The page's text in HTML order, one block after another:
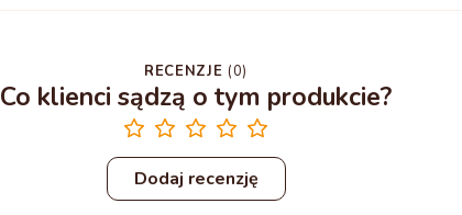
RECENZJE (0)
Co klienci sądzą o tym produkcie?
Dodaj recenzję